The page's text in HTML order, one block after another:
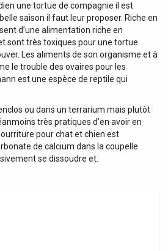
une tortue de compagnie il est
saison il faut leur proposer. Riche en
d’une alimentation riche en
sont très toxiques pour une tortue
Les aliments de son organisme et à
le trouble des ovaires pour les
est une espèce de reptile qui
ou dans un terrarium mais plutôt
très pratiques d’en avoir en
pour chat et chien est
de calcium dans la coupelle
se dissoudre et.